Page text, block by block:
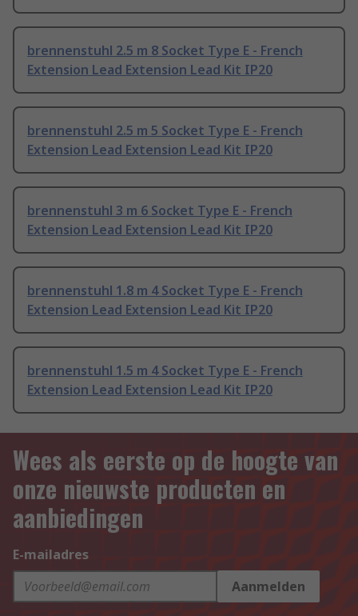
brennenstuhl 2.5 m 8 Socket Type E - French
Extension Lead Extension Lead Kit IP20
brennenstuhl 2.5 m 5 Socket Type E - French
Extension Lead Extension Lead Kit IP20
brennenstuhl 3 m 6 Socket Type E - French
Extension Lead Extension Lead Kit IP20
brennenstuhl 1.8 m 4 Socket Type E - French
Extension Lead Extension Lead Kit IP20
brennenstuhl 1.5 m 4 Socket Type E - French
Extension Lead Extension Lead Kit IP20
Wees als eerste op de hoogte van
onze nieuwste producten en
aanbiedingen
E-mailadres
Aanmelden